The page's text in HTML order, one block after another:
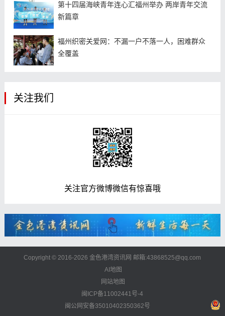
第十四届海峡青年连心汇福州举办 两岸青年交流
新篇章
福州织密关爱网：不漏一户不落一人，困难群众
全覆盖
关注我们
关注官方微博微信有惊喜哦
Copyright © 2016-2026 金色港湾资讯网 邮箱:43868525@qq.com
AI地图
网站地图
闽ICP备11002441号-4
闽公网安备35010402350362号